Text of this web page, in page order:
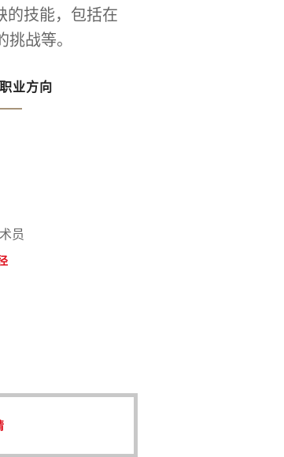
的技能，包括在
战等。
业方向
员